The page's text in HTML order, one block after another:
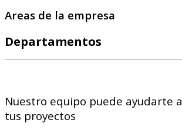
Areas de la empresa
Departamentos
Nuestro equipo puede ayudarte
tus proyectos